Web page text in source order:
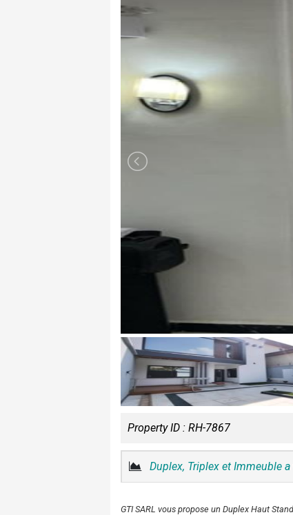
Property ID : RH-7867
Duplex, Triplex et Immeuble a
GTI SARL vous propose un Duplex Haut